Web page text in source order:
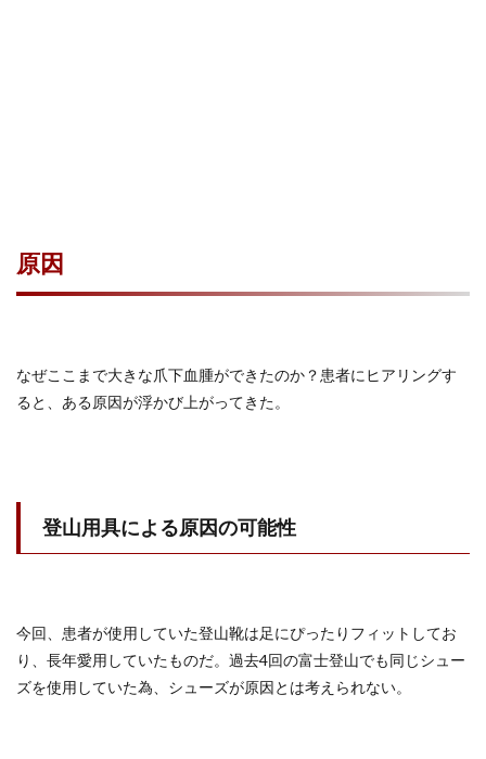
原因
なぜここまで大きな爪下血腫ができたのか？患者にヒアリングす
ると、ある原因が浮かび上がってきた。
登山用具による原因の可能性
今回、患者が使用していた登山靴は足にぴったりフィットしてお
り、長年愛用していたものだ。過去4回の富士登山でも同じシュー
ズを使用していた為、シューズが原因とは考えられない。